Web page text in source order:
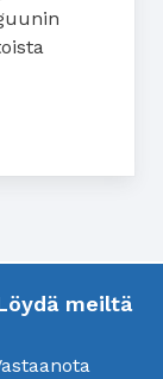
laguunille
meiltä